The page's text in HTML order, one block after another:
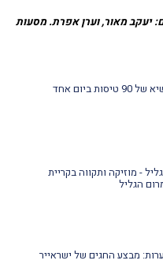
יעקב מאור, וערן אפרת. מסעות
ביום אחד
- מוזיקה ותקווה בקריית
הגליל
מבצע החגים של ישראייר